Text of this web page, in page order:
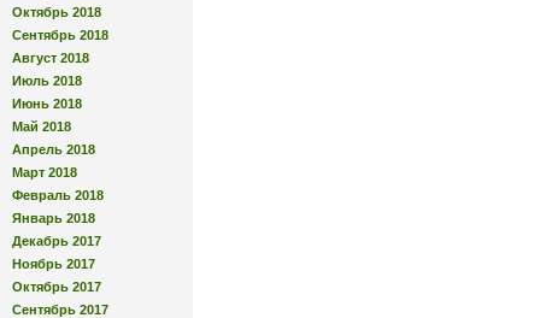
Октябрь 2018
Сентябрь 2018
Август 2018
Июль 2018
Июнь 2018
Май 2018
Апрель 2018
Март 2018
Февраль 2018
Январь 2018
Декабрь 2017
Ноябрь 2017
Октябрь 2017
Сентябрь 2017